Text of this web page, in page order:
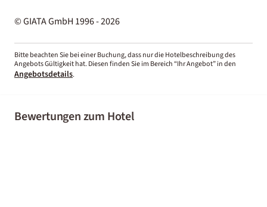
© GIATA GmbH 1996 - 2026
Bitte beachten Sie bei einer Buchung, dass nur die Hotelbeschreibung des
Angebots Gültigkeit hat. Diesen finden Sie im Bereich “Ihr Angebot” in den
Angebotsdetails.
Bewertungen zum Hotel